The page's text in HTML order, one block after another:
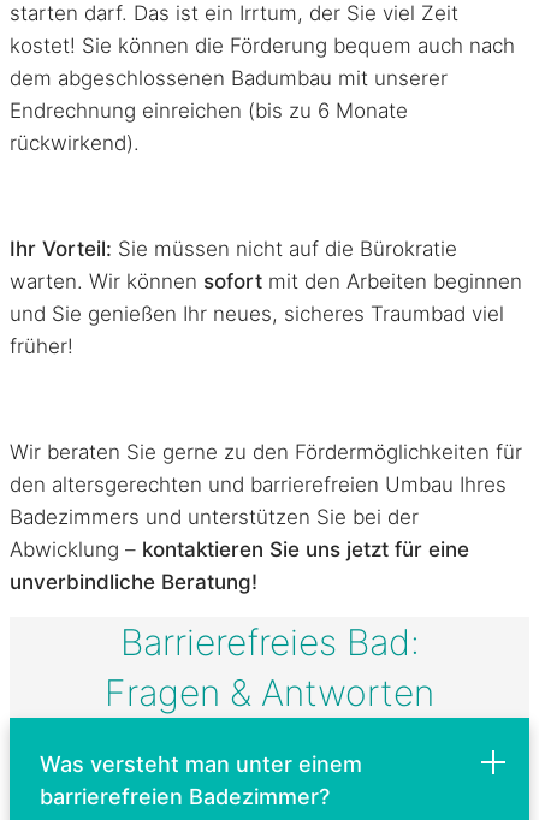
starten darf. Das ist ein Irrtum, der Sie viel Zeit
kostet! Sie können die Förderung bequem auch nach
dem abgeschlossenen Badumbau mit unserer
Endrechnung einreichen (bis zu 6 Monate
rückwirkend).
Ihr Vorteil: Sie müssen nicht auf die Bürokratie
warten. Wir können sofort mit den Arbeiten beginnen
und Sie genießen Ihr neues, sicheres Traumbad viel
früher!
Wir beraten Sie gerne zu den Fördermöglichkeiten für
den altersgerechten und barrierefreien Umbau Ihres
Badezimmers und unterstützen Sie bei der
Abwicklung – kontaktieren Sie uns jetzt für eine
unverbindliche Beratung!
Barrierefreies Bad:
Fragen & Antworten
Was versteht man unter einem
barrierefreien Badezimmer?